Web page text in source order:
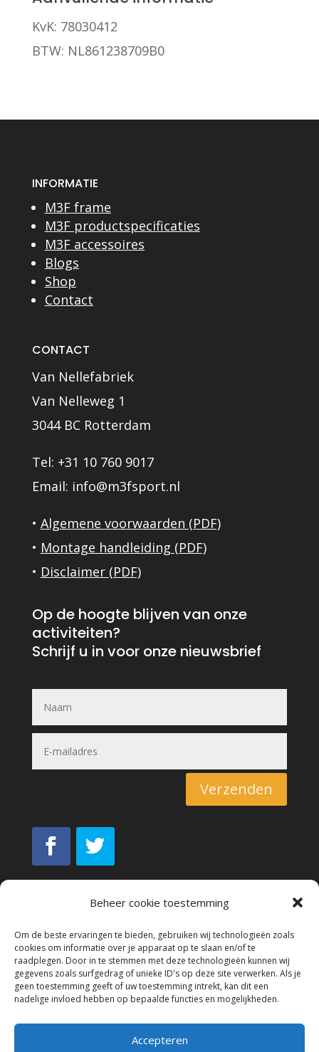
Beheer cookie toestemming
Om de beste ervaringen te bieden, gebruiken wij technologieën zoals
cookies om informatie over je apparaat op te slaan en/of te
raadplegen. Door in te stemmen met deze technologieën kunnen wij
gegevens zoals surfgedrag of unieke ID's op deze site verwerken. Als je
geen toestemming geeft of uw toestemming intrekt, kan dit een
nadelige invloed hebben op bepaalde functies en mogelijkheden.
Accepteren
KvK: 78030412
BTW: NL861238709B0
INFORMATIE
M3F frame
M3F productspecificaties
M3F accessoires
Blogs
Shop
Contact
CONTACT
Van Nellefabriek
Van Nelleweg 1
3044 BC Rotterdam
Tel: +31 10 760 9017
Email: info@m3fsport.nl
• Algemene voorwaarden (PDF)
• Montage handleiding (PDF)
• Disclaimer (PDF)
Op de hoogte blijven van onze
activiteiten?
Schrijf u in voor onze nieuwsbrief
Verzenden
© Copyright M3F Sport 2022 All